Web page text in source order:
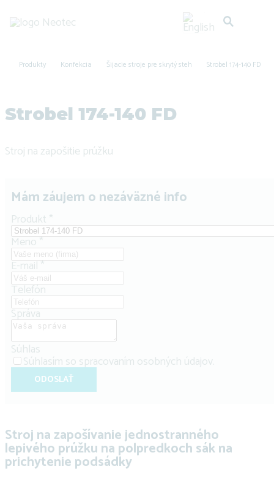
Produkty Konfekcia Šijacie stroje pre skrytý steh Strobel 174-140 FD
Strobel 174-140 FD
Stroj na zapošitie prúžku
Mám záujem o nezáväzné info
Produkt *
Meno*
E-mail*
Telefón
Správa
Súhlas
Súhlasím so spracovaním osobných údajov
ODOSLAŤ
Stroj na zapošívanie jednostranného
lepivého prúžku na polpredkoch sák na
prichytenie podsádky